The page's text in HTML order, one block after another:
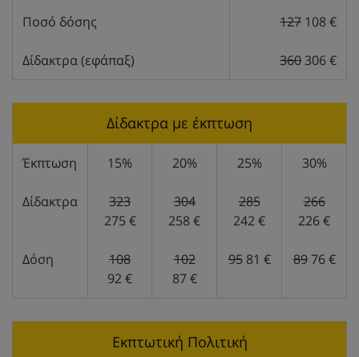
Ποσό δόσης 127 108 €
Δίδακτρα (εφάπαξ) 360 306 €
Δίδακτρα με έκπτωση
Έκπτωση 15% 20% 25% 30%
Δίδακτρα
323
275 €
304
258 €
285
242 €
266
226 €
Δόση
108
92 €
102
87 €
95 81 € 89 76 €
Εκπτωτική Πολιτική